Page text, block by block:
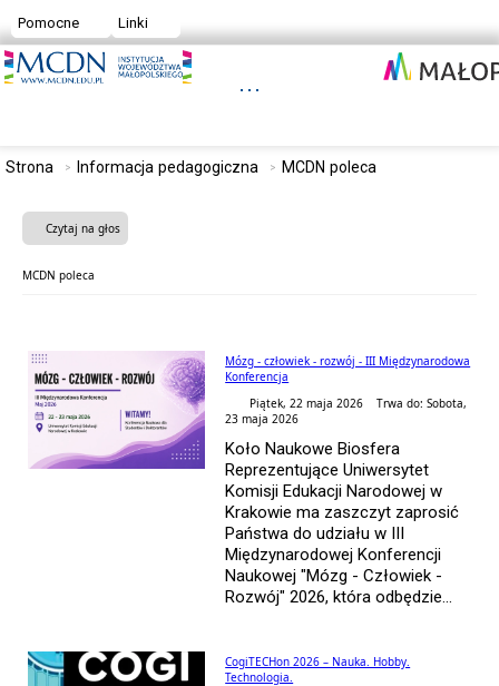
Pomocne Linki
Strona Informacja pedagogiczna MCDN poleca
Czytaj na głos
MCDN poleca
Mózg - człowiek - rozwój - III Międzynarodowa
Konferencja
Piątek, 22 maja 2026 Trwa do: Sobota,
23 maja 2026
Koło Naukowe Biosfera
Reprezentujące Uniwersytet
Komisji Edukacji Narodowej w
Krakowie ma zaszczyt zaprosić
Państwa do udziału w III
Międzynarodowej Konferencji
Naukowej "Mózg - Człowiek -
Rozwój" 2026, która odbędzie...
CogiTECHon 2026 – Nauka. Hobby.
Technologia.